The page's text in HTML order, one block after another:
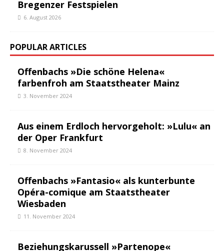
Bregenzer Festspielen
6. August 2026
POPULAR ARTICLES
Offenbachs »Die schöne Helena«
farbenfroh am Staatstheater Mainz
3. November 2024
Aus einem Erdloch hervorgeholt: »Lulu« an
der Oper Frankfurt
8. November 2024
Offenbachs »Fantasio« als kunterbunte
Opéra-comique am Staatstheater
Wiesbaden
11. November 2024
Beziehungskarussell »Partenope«